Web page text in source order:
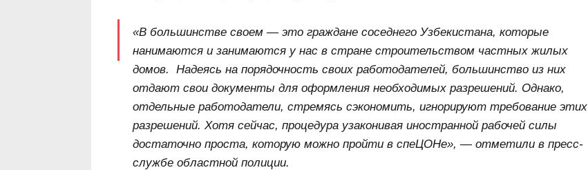
«В большинстве своем — это граждане соседнего Узбекистана, которые
нанимаются и занимаются у нас в стране строительством частных жилых
домов. Надеясь на порядочность своих работодателей, большинство из них
отдают свои документы для оформления необходимых разрешений. Однако,
отдельные работодатели, стремясь сэкономить, игнорируют требование этих
разрешений. Хотя сейчас, процедура узаконивая иностранной рабочей силы
достаточно проста, которую можно пройти в спеЦОНе», — отметили в пресс-
службе областной полиции.